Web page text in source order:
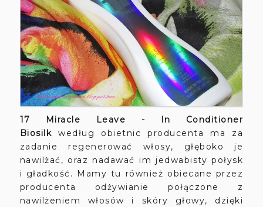
17 Miracle Leave - In Conditioner
Biosilk według obietnic producenta ma za
zadanie regenerować włosy, głęboko je
nawilżać, oraz nadawać im jedwabisty połysk
i gładkość. Mamy tu również obiecane przez
producenta odżywianie połączone z
nawilżeniem włosów i skóry głowy, dzięki